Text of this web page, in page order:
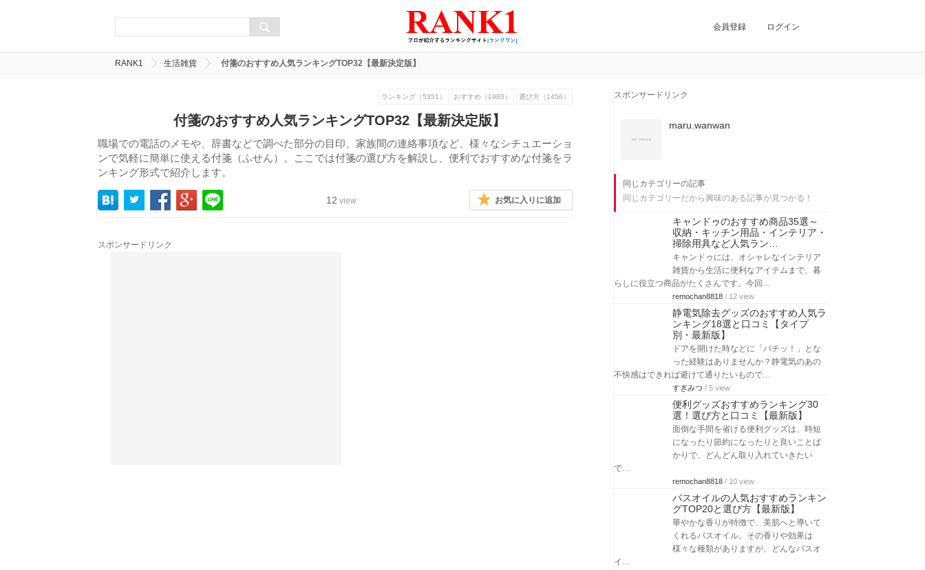
会員登録 ログイン
RANK1 生活雑貨 付箋のおすすめ人気ランキングTOP32【最新決定版】
ランキング（5351） おすすめ（1983） 選び方（1456）
付箋のおすすめ人気ランキングTOP32【最新決定版】
職場での電話のメモや、辞書などで調べた部分の目印、家族間の連絡事項など、様々なシチュエーショ
ンで気軽に簡単に使える付箋（ふせん）。ここでは付箋の選び方を解説し、便利でおすすめな付箋をラ
ンキング形式で紹介します。
12 view お気に入りに追加
スポンサードリンク
スポンサードリンク
maru.wanwan
同じカテゴリーの記事
同じカテゴリーだから興味のある記事が見つかる！
キャンドゥのおすすめ商品35選～
収納・キッチン用品・インテリア・
掃除用具など人気ラン…
キャンドゥには、オシャレなインテリア
雑貨から生活に便利なアイテムまで、暮
らしに役立つ商品がたくさんです。今回…
remochan8818 / 12 view
静電気除去グッズのおすすめ人気ラ
ンキング18選と口コミ【タイプ
別・最新版】
ドアを開けた時などに「バチッ！」とな
った経験はありませんか？静電気のあの
不快感はできれば避けて通りたいもので…
すぎみつ / 5 view
便利グッズおすすめランキング30
選！選び方と口コミ【最新版】
面倒な手間を省ける便利グッズは、時短
になったり節約になったりと良いことば
かりで、どんどん取り入れていきたい
で…
remochan8818 / 10 view
バスオイルの人気おすすめランキン
グTOP20と選び方【最新版】
華やかな香りが特徴で、美肌へと導いて
くれるバスオイル。その香りや効果は
様々な種類がありますが、どんなバスオ
イ…